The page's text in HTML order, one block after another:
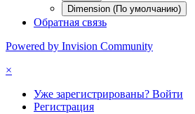
Dimension (По умолчанию)
Обратная связь
Powered by Invision Community
×
Уже зарегистрированы? Войти
Регистрация